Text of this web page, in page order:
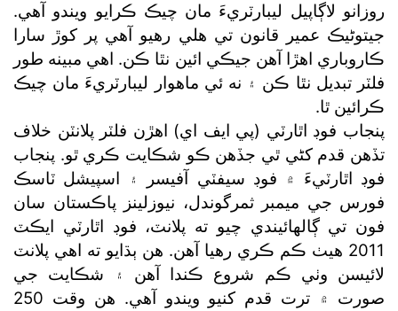
روزانو لاڳاپيل ليبارٽريءَ مان چيڪ ڪرايو ويندو آهي.
جيتوڻيڪ عمير قانون تي هلي رهيو آهي پر کوڙ سارا
ڪاروباري اهڙا آهن جيڪي ائين نٿا ڪن. اهي مبينه طور
فلٽر تبديل نٿا ڪن ۽ نه ئي ماهوار ليبارٽريءَ مان چيڪ
ڪرائين ٿا.
پنجاب فوڊ اٿارٽي (پي ايف اي) اهڙن فلٽر پلانٽن خلاف
تڏهن قدم کڻي ٿي جڏهن ڪو شڪايت ڪري ٿو. پنجاب
فوڊ اٿارٽيءَ ۾ فوڊ سيفٽي آفيسر ۽ اسپيشل ٽاسڪ
فورس جي ميمبر ثمرگوندل، نيوزلينز پاڪستان سان
فون تي ڳالهائيندي چيو ته پلانٽ، فوڊ اٿارٽي ايڪٽ
2011 هيٺ ڪم ڪري رهيا آهن. هن ٻڌايو ته اهي پلانٽ
لائيسن وٺي ڪم شروع ڪندا آهن ۽ شڪايت جي
صورت ۾ ترت قدم کنيو ويندو آهي. هن وقت 250